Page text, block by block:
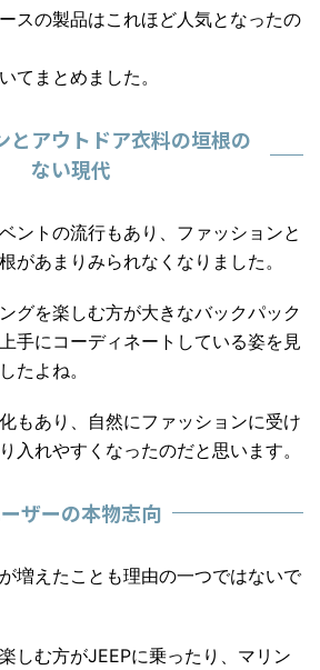
スの製品はこれほど人気となったの
てまとめました。
とアウトドア衣料の垣根の
ない現代
ントの流行もあり、ファッションと
があまりみられなくなりました。
グを楽しむ方が大きなバックパック
手にコーディネートしている姿を見
たよね。
もあり、自然にファッションに受け
入れやすくなったのだと思います。
ザーの本物志向
増えたことも理由の一つではないで
しむ方がJEEPに乗ったり、マリン